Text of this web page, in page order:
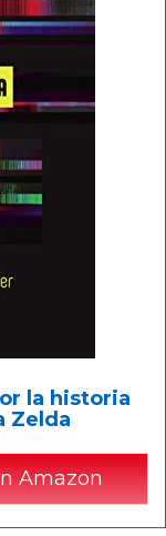
la historia
Zelda
Amazon